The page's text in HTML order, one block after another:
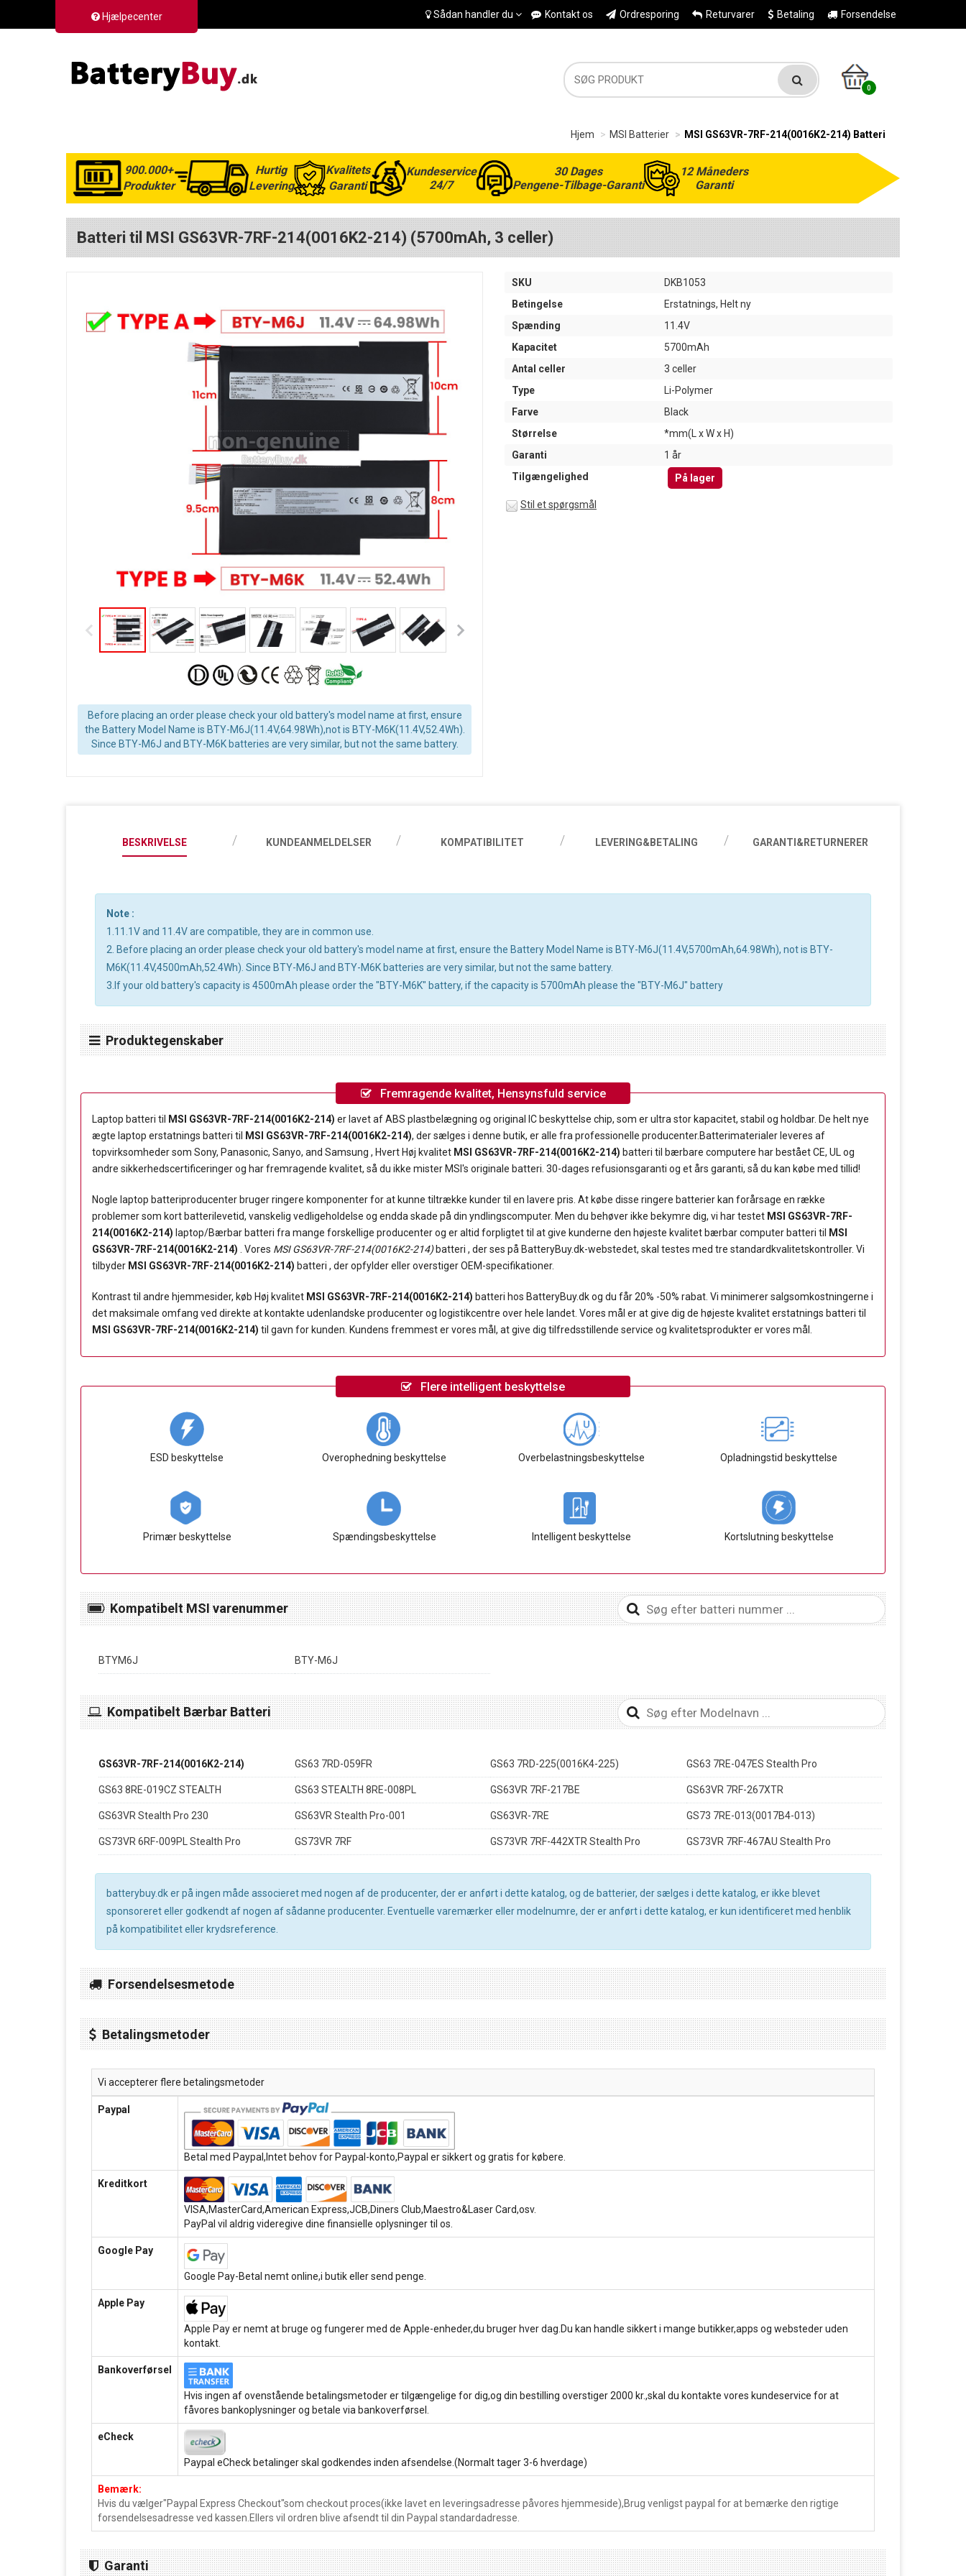
Hjælpecenter Sådan handler du Kontakt os Ordresporing Returvarer Betaling Forsendelse
0
Hjem MSI Batterier MSI GS63VR-7RF-214(0016K2-214) Batteri
900.000+
Produkter
Hurtig
Levering
Kvalitets
Garanti
Kundeservice
24/7
30 Dages
Pengene-Tilbage-Garanti
12 Måneders
Garanti
Batteri til MSI GS63VR-7RF-214(0016K2-214) (5700mAh, 3 celler)
Before placing an order please check your old battery's model name at first, ensure
the Battery Model Name is BTY-M6J(11.4V,64.98Wh),not is BTY-M6K(11.4V,52.4Wh).
Since BTY-M6J and BTY-M6K batteries are very similar, but not the same battery.
SKU
DKB1053
Betingelse
Erstatnings, Helt ny
Spænding
11.4V
Kapacitet
5700mAh
Antal celler
3 celler
Type
Li-Polymer
Farve
Black
Størrelse
*mm(L x W x H)
Garanti
1 år
Tilgængelighed
På lager
Stil et spørgsmål
BESKRIVELSE KUNDEANMELDELSER KOMPATIBILITET LEVERING&BETALING GARANTI&RETURNERER
Note :
1.11.1V and 11.4V are compatible, they are in common use.
2. Before placing an order please check your old battery's model name at first, ensure the Battery Model Name is BTY-M6J(11.4V,5700mAh,64.98Wh), not is BTY-
M6K(11.4V,4500mAh,52.4Wh). Since BTY-M6J and BTY-M6K batteries are very similar, but not the same battery.
3.If your old battery's capacity is 4500mAh please order the "BTY-M6K" battery, if the capacity is 5700mAh please the "BTY-M6J" battery
Produktegenskaber
Fremragende kvalitet, Hensynsfuld service
Laptop batteri til MSI GS63VR-7RF-214(0016K2-214) er lavet af ABS plastbelægning og original IC beskyttelse chip, som er ultra stor kapacitet, stabil og holdbar. De helt nye
ægte laptop erstatnings batteri til
MSI GS63VR-7RF-214(0016K2-214), der sælges i denne butik, er alle fra professionelle producenter.Batterimaterialer leveres af
topvirksomheder som Sony, Panasonic, Sanyo, and Samsung , Hvert Høj kvalitet MSI GS63VR-7RF-214(0016K2-214) batteri til bærbare computere har bestået CE, UL og
andre sikkerhedscertificeringer og har fremragende kvalitet, så du ikke mister MSI's originale batteri. 30-dages refusionsgaranti og et års garanti, så du kan købe med tillid!
Nogle laptop batteriproducenter bruger ringere komponenter for at kunne tiltrække kunder til en lavere pris. At købe disse ringere batterier kan forårsage en række
problemer som kort batterilevetid, vanskelig vedligeholdelse og endda skade på din yndlingscomputer. Men du behøver ikke bekymre dig, vi har testet MSI GS63VR-7RF-
214(0016K2-214) laptop/Bærbar batteri fra mange forskellige producenter og er altid forpligtet til at give kunderne den højeste kvalitet bærbar computer batteri til
MSI
GS63VR-7RF-214(0016K2-214) . Vores MSI GS63VR-7RF-214(0016K2-214)batteri , der ses på BatteryBuy.dk-webstedet, skal testes med tre standardkvalitetskontroller. Vi
tilbyder MSI GS63VR-7RF-214(0016K2-214) batteri , der opfylder eller overstiger OEM-specifikationer.
Kontrast til andre hjemmesider, køb Høj kvalitet MSI GS63VR-7RF-214(0016K2-214) batteri hos BatteryBuy.dk og du får 20% -50% rabat. Vi minimerer salgsomkostningerne i
det maksimale omfang ved direkte at kontakte udenlandske producenter og logistikcentre over hele landet. Vores mål er at give dig de højeste kvalitet erstatnings batteri til
MSI GS63VR-7RF-214(0016K2-214) til gavn for kunden. Kundens fremmest er vores mål, at give dig tilfredsstillende service og kvalitetsprodukter er vores mål.
Flere intelligent beskyttelse
ESD beskyttelse Overophedning beskyttelse Overbelastningsbeskyttelse Opladningstid beskyttelse
Primær beskyttelse Spændingsbeskyttelse Intelligent beskyttelse Kortslutning beskyttelse
Kompatibelt MSI varenummer
BTYM6J BTY-M6J
Kompatibelt Bærbar Batteri
GS63VR-7RF-214(0016K2-214) GS63 7RD-059FR GS63 7RD-225(0016K4-225) GS63 7RE-047ES Stealth Pro
GS63 8RE-019CZ STEALTH GS63 STEALTH 8RE-008PL GS63VR 7RF-217BE GS63VR 7RF-267XTR
GS63VR Stealth Pro 230 GS63VR Stealth Pro-001 GS63VR-7RE GS73 7RE-013(0017B4-013)
GS73VR 6RF-009PL Stealth Pro GS73VR 7RF GS73VR 7RF-442XTR Stealth Pro GS73VR 7RF-467AU Stealth Pro
batterybuy.dk er på ingen måde associeret med nogen af de producenter, der er anført i dette katalog, og de batterier, der sælges i dette katalog, er ikke blevet
sponsoreret eller godkendt af nogen af sådanne producenter. Eventuelle varemærker eller modelnumre, der er anført i dette katalog, er kun identificeret med henblik
på kompatibilitet eller krydsreference.
Forsendelsesmetode
Betalingsmetoder
Vi accepterer flere betalingsmetoder
Paypal
Betal med Paypal,Intet behov for Paypal-konto,Paypal er sikkert og gratis for købere.
Kreditkort
VISA,MasterCard,American Express,JCB,Diners Club,Maestro&Laser Card,osv.
PayPal vil aldrig videregive dine finansielle oplysninger til os.
Google Pay
Google Pay-Betal nemt online,i butik eller send penge.
Apple Pay
Apple Pay er nemt at bruge og fungerer med de Apple-enheder,du bruger hver dag.Du kan handle sikkert i mange butikker,apps og websteder uden
kontakt.
Bankoverførsel
Hvis ingen af ovenstående betalingsmetoder er tilgængelige for dig,og din bestilling overstiger 2000 kr.,skal du kontakte vores kundeservice for at
fåvores bankoplysninger og betale via bankoverførsel.
eCheck
Paypal eCheck betalinger skal godkendes inden afsendelse.(Normalt tager 3-6 hverdage)
Bemærk:
Hvis du vælger"Paypal Express Checkout"som checkout proces(ikke lavet en leveringsadresse påvores hjemmeside),Brug venligst paypal for at bemærke den rigtige
forsendelsesadresse ved kassen.Ellers vil ordren blive afsendt til din Paypal standardadresse.
Garanti